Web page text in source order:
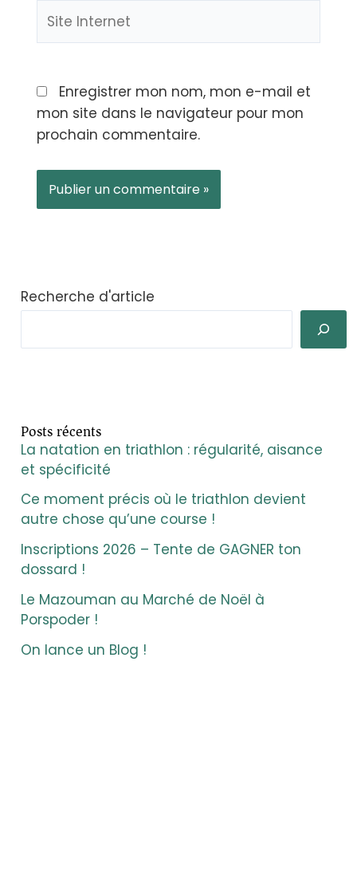
Recherche d'article
Posts récents
La natation en triathlon : régularité, aisance
et spécificité
Ce moment précis où le triathlon devient
autre chose qu’une course !
Inscriptions 2026 – Tente de GAGNER ton
dossard !
Le Mazouman au Marché de Noël à
Porspoder !
On lance un Blog !
Enregistrer mon nom, mon e-mail et
mon site dans le navigateur pour mon
prochain commentaire.